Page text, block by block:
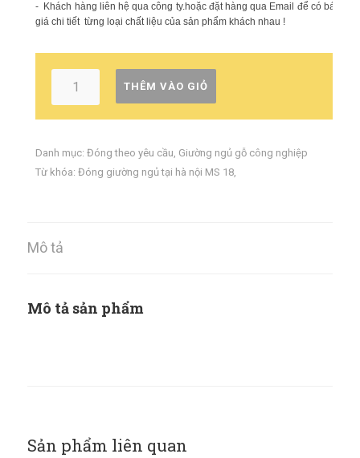
- Khách hàng liên hệ qua công ty.hoặc đặt hàng qua Email để có báo
giá chi tiết từng loại chất liệu của sản phẩm khách nhau !
THÊM VÀO GIỎ
Danh mục: Đóng theo yêu cầu, Giường ngủ gỗ công nghiệp
Từ khóa: Đóng giường ngủ tại hà nội MS 18,
Mô tả
Mô tả sản phẩm
Sản phẩm liên quan